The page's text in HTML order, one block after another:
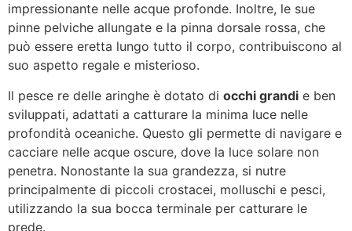
impressionante nelle acque profonde. Inoltre, le sue
pinne pelviche allungate e la pinna dorsale rossa, che
può essere eretta lungo tutto il corpo, contribuiscono al
suo aspetto regale e misterioso.
Il pesce re delle aringhe è dotato di occhi grandi e ben
sviluppati, adattati a catturare la minima luce nelle
profondità oceaniche. Questo gli permette di navigare e
cacciare nelle acque oscure, dove la luce solare non
penetra. Nonostante la sua grandezza, si nutre
principalmente di piccoli crostacei, molluschi e pesci,
utilizzando la sua bocca terminale per catturare le
prede.